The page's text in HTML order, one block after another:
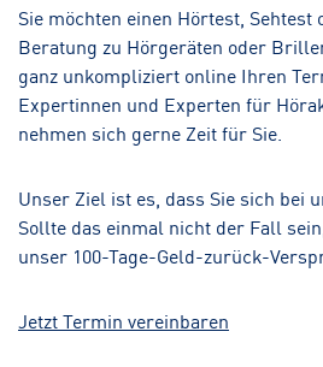
Sie möchten einen Hörtest,
Beratung zu Hörgeräten oder
ganz unkompliziert online Ihren
Expertinnen und Experten für
nehmen sich gerne Zeit für Sie.
Unser Ziel ist es, dass Sie sich bei
Sollte das einmal nicht der Fall
unser 100-Tage-Geld-zurück-
Jetzt Termin vereinbaren